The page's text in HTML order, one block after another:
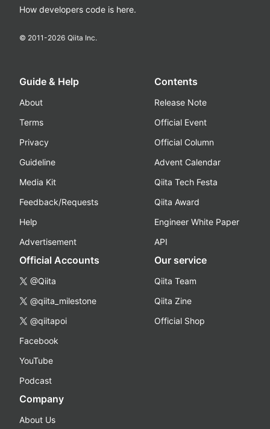
How developers code is here.
© 2011-2026 Qiita Inc.
Guide & Help
About
Terms
Privacy
Guideline
Media Kit
Feedback/Requests
Help
Advertisement
Contents
Release Note
Official Event
Official Column
Advent Calendar
Qiita Tech Festa
Qiita Award
Engineer White Paper
API
Official Accounts
@Qiita
@qiita_milestone
@qiitapoi
Facebook
YouTube
Podcast
Our service
Qiita Team
Qiita Zine
Official Shop
Company
About Us